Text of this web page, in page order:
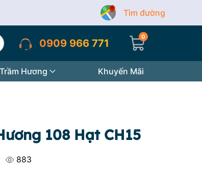
Tìm đường
0909 966 771
0
Hương Khuyến Mãi
108 Hạt CH15
hạng
883